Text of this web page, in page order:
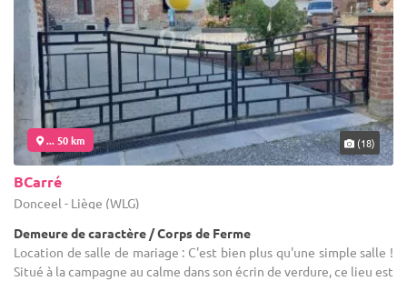
... 50 km (18)
BCarré
Donceel - Liège (WLG)
Demeure de caractère / Corps de Ferme
Location de salle de mariage : C'est bien plus qu'une simple salle !
Situé à la campagne au calme dans son écrin de verdure, ce lieu est